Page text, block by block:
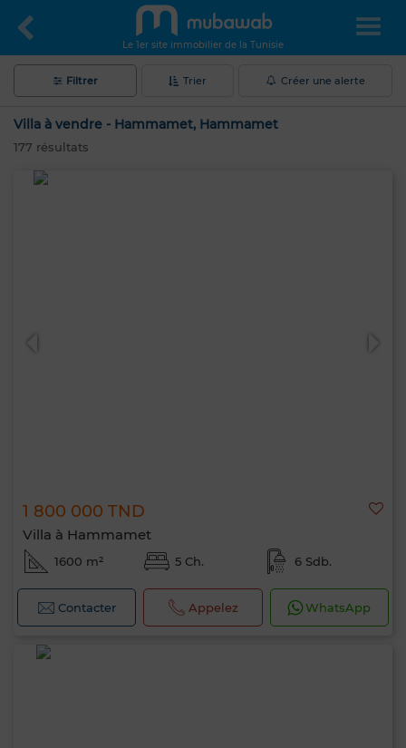
Le 1er site immobilier de la Tunisie
Filtrer Trier Créer une alerte
Villa à vendre - Hammamet, Hammamet
177 résultats
1 800 000 TND
Villa à Hammamet
1600 m² 5 Ch. 6 Sdb.
Contacter Appelez WhatsApp